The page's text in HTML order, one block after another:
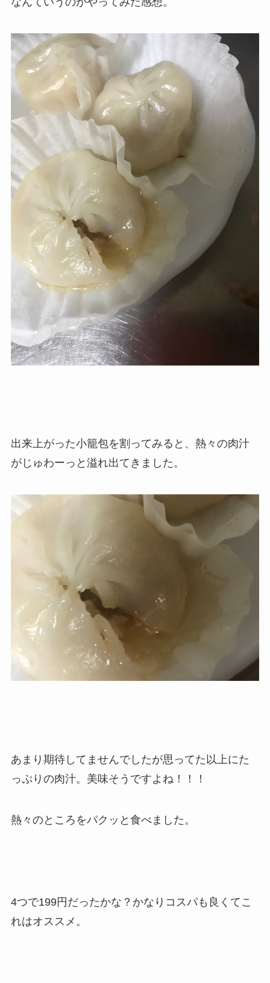
出来上がった小籠包を割ってみると、熱々の肉汁
がじゅわーっと溢れ出てきました。
あまり期待してませんでしたが思ってた以上にた
っぷりの肉汁。美味そうですよね！！！
熱々のところをパクッと食べました。
4つで199円だったかな？かなりコスパも良くてこ
れはオススメ。